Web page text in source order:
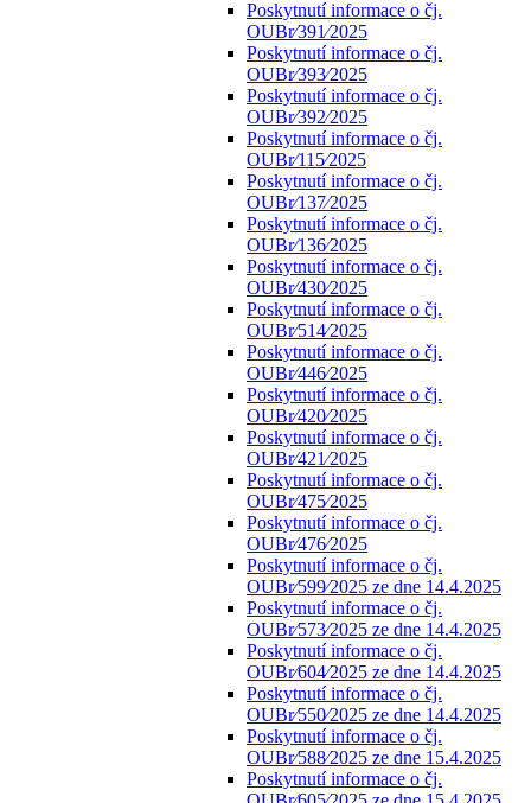
Poskytnutí informace o čj.
OUBr⁄391⁄2025
Poskytnutí informace o čj.
OUBr⁄393⁄2025
Poskytnutí informace o čj.
OUBr⁄392⁄2025
Poskytnutí informace o čj.
OUBr⁄115⁄2025
Poskytnutí informace o čj.
OUBr⁄137⁄2025
Poskytnutí informace o čj.
OUBr⁄136⁄2025
Poskytnutí informace o čj.
OUBr⁄430⁄2025
Poskytnutí informace o čj.
OUBr⁄514⁄2025
Poskytnutí informace o čj.
OUBr⁄446⁄2025
Poskytnutí informace o čj.
OUBr⁄420⁄2025
Poskytnutí informace o čj.
OUBr⁄421⁄2025
Poskytnutí informace o čj.
OUBr⁄475⁄2025
Poskytnutí informace o čj.
OUBr⁄476⁄2025
Poskytnutí informace o čj.
OUBr⁄599⁄2025 ze dne 14.4.2025
Poskytnutí informace o čj.
OUBr⁄573⁄2025 ze dne 14.4.2025
Poskytnutí informace o čj.
OUBr⁄604⁄2025 ze dne 14.4.2025
Poskytnutí informace o čj.
OUBr⁄550⁄2025 ze dne 14.4.2025
Poskytnutí informace o čj.
OUBr⁄588⁄2025 ze dne 15.4.2025
Poskytnutí informace o čj.